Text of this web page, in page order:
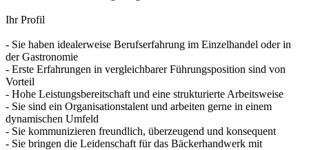
Ihr Profil
- Sie haben idealerweise Berufserfahrung im Einzelhandel oder in
der Gastronomie
- Erste Erfahrungen in vergleichbarer Führungsposition sind von
Vorteil
- Hohe Leistungsbereitschaft und eine strukturierte Arbeitsweise
- Sie sind ein Organisationstalent und arbeiten gerne in einem
dynamischen Umfeld
- Sie kommunizieren freundlich, überzeugend und konsequent
- Sie bringen die Leidenschaft für das Bäckerhandwerk mit